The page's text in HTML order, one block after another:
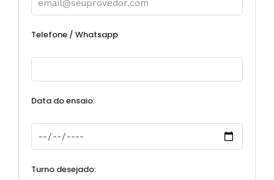
Telefone / Whatsapp
Data do ensaio:
Turno desejado: